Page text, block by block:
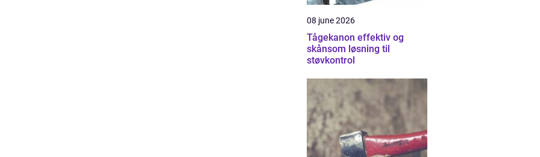
08 june 2026
Tågekanon effektiv og
skånsom løsning til
støvkontrol